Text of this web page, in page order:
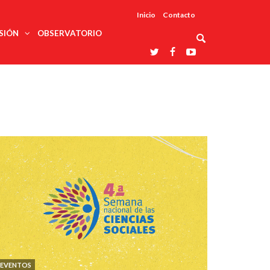
Inicio Contacto
ciencias
pública
social
temáticas
Laboratorios
nacionales
Entidades
afines
De México
En Su 475
Aniversario
OBSERVATORIO
EVENTOS